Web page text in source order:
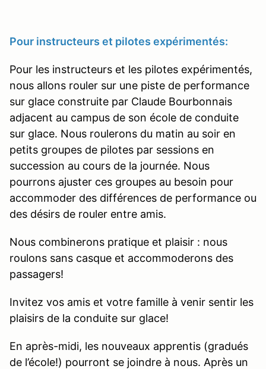
Pour instructeurs et pilotes expérimentés:
Pour les instructeurs et les pilotes expérimentés,
nous allons rouler sur une piste de performance
sur glace construite par Claude Bourbonnais
adjacent au campus de son école de conduite
sur glace. Nous roulerons du matin au soir en
petits groupes de pilotes par sessions en
succession au cours de la journée. Nous
pourrons ajuster ces groupes au besoin pour
accommoder des différences de performance ou
des désirs de rouler entre amis.
Nous combinerons pratique et plaisir : nous
roulons sans casque et accommoderons des
passagers!
Invitez vos amis et votre famille à venir sentir les
plaisirs de la conduite sur glace!
En après-midi, les nouveaux apprentis (gradués
de l’école!) pourront se joindre à nous. Après un